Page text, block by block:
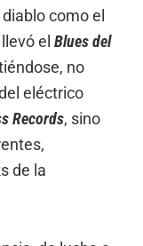
como el
el Blues del
no
eléctrico
Records, sino
de la